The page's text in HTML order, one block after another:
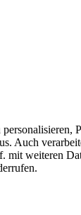
Auch
weiteren